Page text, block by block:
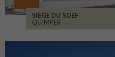
SIÈGE DU SDEF
QUIMPER